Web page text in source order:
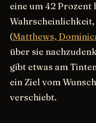
eine um 42 Prozent
(Matthews,
über sie
gibt etwas am
ein Ziel vom
verschiebt.